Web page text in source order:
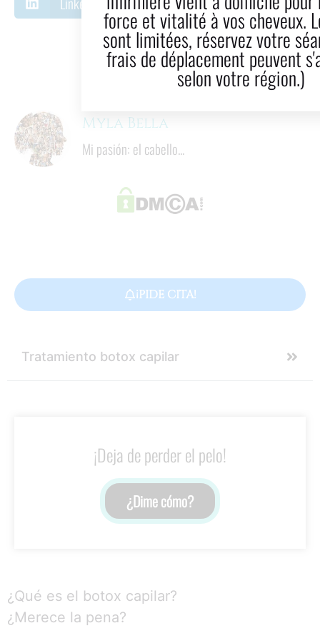
Tiempo de lectura
12
  minutos
Myla Bella
Mi pasión: el cabello...
¡PIDE CITA!
Tratamiento botox capilar
¡Deja de perder el pelo!
¿Dime cómo?
¿Qué es el botox capilar?
¿Merece la pena?
force et vitalité à vos cheveux. Les places
sont limitées, réservez votre séance. (Des
frais de déplacement peuvent s'appliquer
selon votre région.)